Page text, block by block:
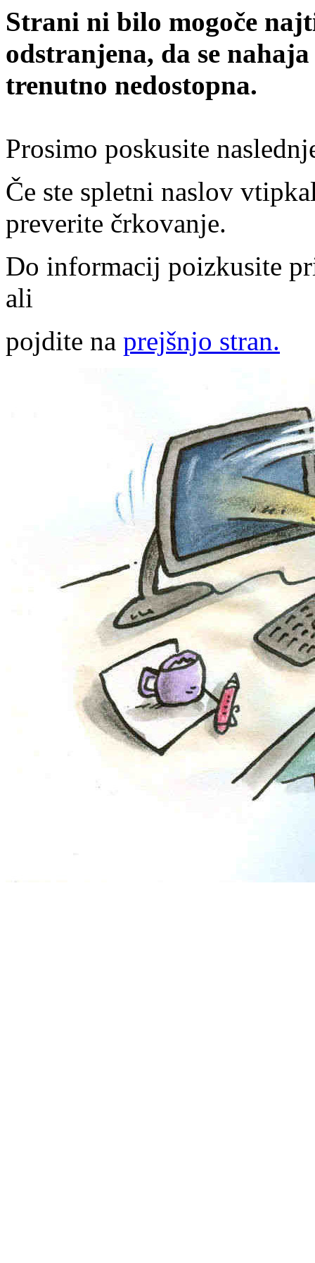
Strani ni bilo mogoče
odstranjena, da se
trenutno nedostopna.
Prosimo poskusite
Če ste spletni naslov
preverite črkovanje.
Do informacij poizkusite
ali
pojdite na prejšnjo stran.